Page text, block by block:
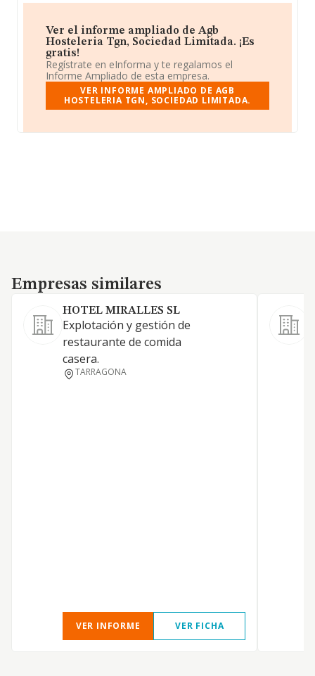
Ver el informe ampliado de Agb
Hosteleria Tgn, Sociedad Limitada. ¡Es
gratis!
Regístrate en eInforma y te regalamos el
Informe Ampliado de esta empresa.
VER INFORME AMPLIADO DE AGB
HOSTELERIA TGN, SOCIEDAD LIMITADA.
Empresas similares
Empresas similares
HOTEL MIRALLES SL
Explotación y gestión de
restaurante de comida
casera.
TARRAGONA
VER INFORME VER FICHA